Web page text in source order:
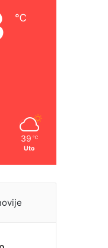
℃
39 ℃
Uto